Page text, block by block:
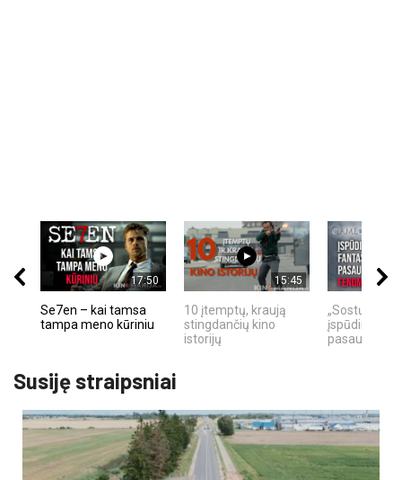
17:50
Se7en – kai tamsa
tampa meno kūriniu
15:45
10 įtemptų, kraują
stingdančių kino
istorijų
„Sostų
įspūdingas
pasaulio
Susiję straipsniai